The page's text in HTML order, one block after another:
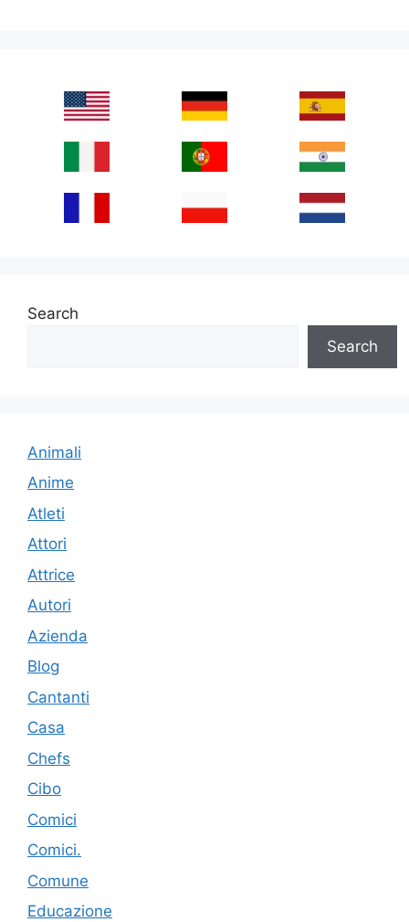
Search
Search
Animali
Anime
Atleti
Attori
Attrice
Autori
Azienda
Blog
Cantanti
Casa
Chefs
Cibo
Comici
Comici.
Comune
Educazione